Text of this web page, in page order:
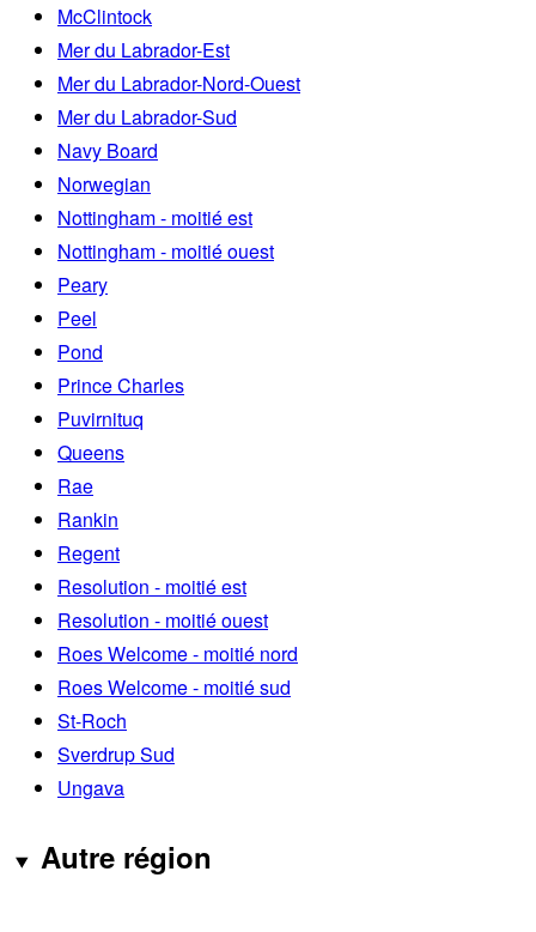
McClintock
Mer du Labrador-Est
Mer du Labrador-Nord-Ouest
Mer du Labrador-Sud
Navy Board
Norwegian
Nottingham - moitié est
Nottingham - moitié ouest
Peary
Peel
Pond
Prince Charles
Puvirnituq
Queens
Rae
Rankin
Regent
Resolution - moitié est
Resolution - moitié ouest
Roes Welcome - moitié nord
Roes Welcome - moitié sud
St-Roch
Sverdrup Sud
Ungava
Autre région